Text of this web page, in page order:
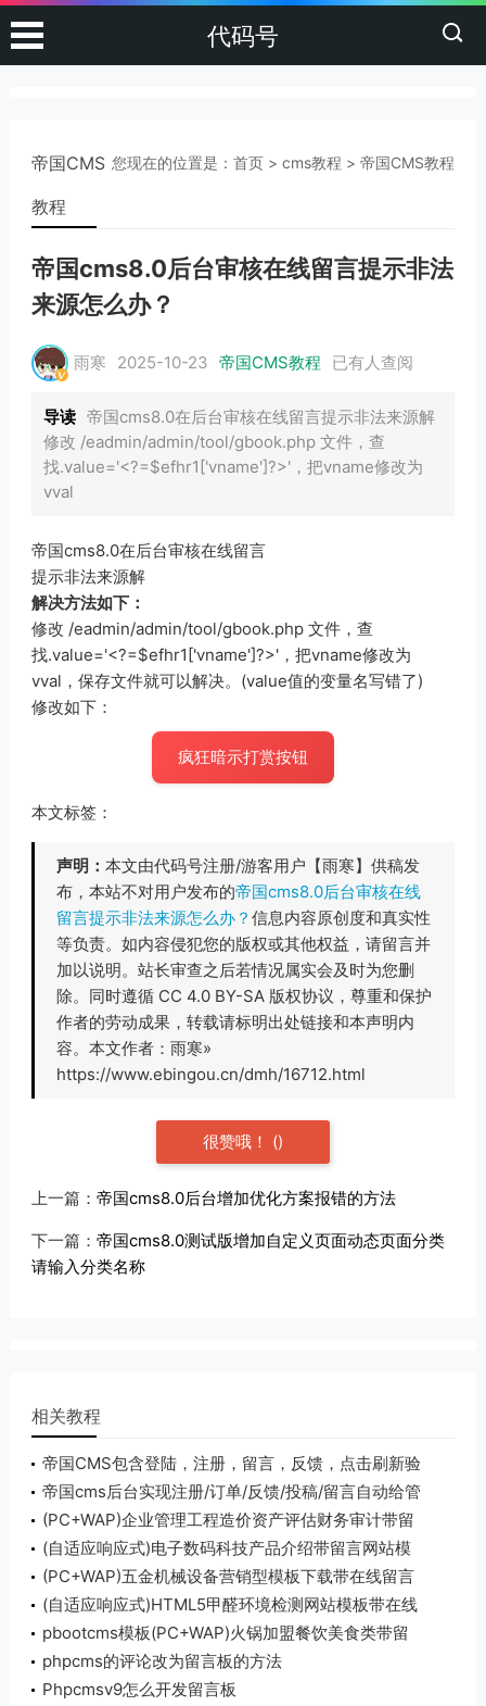
代码号
您现在的位置是：首页 >cms教程 >帝国CMS教程
帝国CMS
教程
帝国cms8.0后台审核在线留言提示非法
来源怎么办？
雨寒 2025-10-23 帝国CMS教程 已有人查阅
导读 帝国cms8.0在后台审核在线留言提示非法来源解
修改 /eadmin/admin/tool/gbook.php 文件，查
找.value='<?=$efhr1['vname']?>'，把vname修改为
vval
帝国cms8.0在后台审核在线留言
提示非法来源解
解决方法如下：
修改 /eadmin/admin/tool/gbook.php 文件，查
找.value='<?=$efhr1['vname']?>'，把vname修改为
vval，保存文件就可以解决。(value值的变量名写错了)
修改如下：
疯狂暗示打赏按钮
本文标签：
声明： 本文由代码号注册/游客用户【雨寒】供稿发
布，本站不对用户发布的帝国cms8.0后台审核在线
留言提示非法来源怎么办？ 信息内容原创度和真实性
等负责。如内容侵犯您的版权或其他权益，请留言并
加以说明。站长审查之后若情况属实会及时为您删
除。同时遵循 CC 4.0 BY-SA 版权协议，尊重和保护
作者的劳动成果，转载请标明出处链接和本声明内
容。本文作者：雨寒»
https://www.ebingou.cn/dmh/16712.html
很赞哦！ ()
上一篇： 帝国cms8.0后台增加优化方案报错的方法
下一篇： 帝国cms8.0测试版增加自定义页面动态页面分类
请输入分类名称
相关教程
帝国CMS包含登陆，注册，留言，反馈，点击刷新验
证码代码写法
帝国cms后台实现注册/订单/反馈/投稿/留言自动给管
理员发送通知邮件
(PC+WAP)企业管理工程造价资产评估财务审计带留
言网站模板
(自适应响应式)电子数码科技产品介绍带留言网站模
板下载
(PC+WAP)五金机械设备营销型模板下载带在线留言
(自适应响应式)HTML5甲醛环境检测网站模板带在线
留言和资料下载
pbootcms模板(PC+WAP)火锅加盟餐饮美食类带留
言源码
phpcms的评论改为留言板的方法
Phpcmsv9怎么开发留言板